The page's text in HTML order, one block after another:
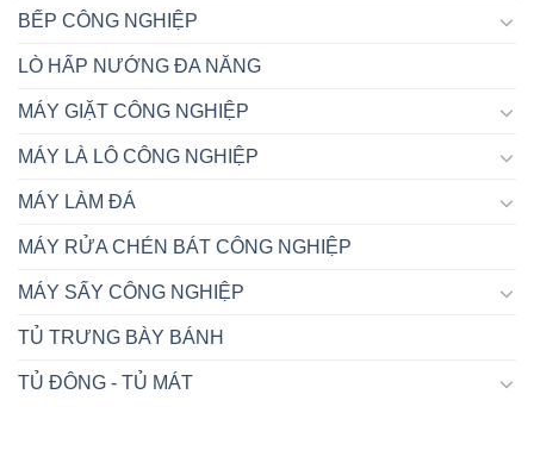
BẾP CÔNG NGHIỆP
LÒ HẤP NƯỚNG ĐA NĂNG
MÁY GIẶT CÔNG NGHIỆP
MÁY LÀ LÔ CÔNG NGHIỆP
MÁY LÀM ĐÁ
MÁY RỬA CHÉN BÁT CÔNG NGHIỆP
MÁY SẤY CÔNG NGHIỆP
TỦ TRƯNG BÀY BÁNH
TỦ ĐÔNG - TỦ MÁT